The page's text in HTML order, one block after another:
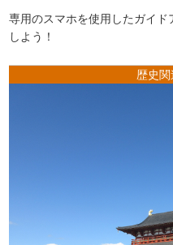
専用のスマホを使用したガイ
しよう！
歴史関